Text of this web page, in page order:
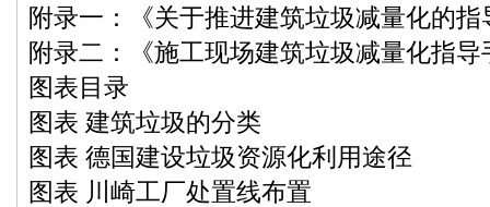
附录一：《关于推进建筑垃圾减量化的指
附录二：《施工现场建筑垃圾减量化指
图表目录
图表 建筑垃圾的分类
图表 德国建设垃圾资源化利用途径
图表 川崎工厂处置线布置